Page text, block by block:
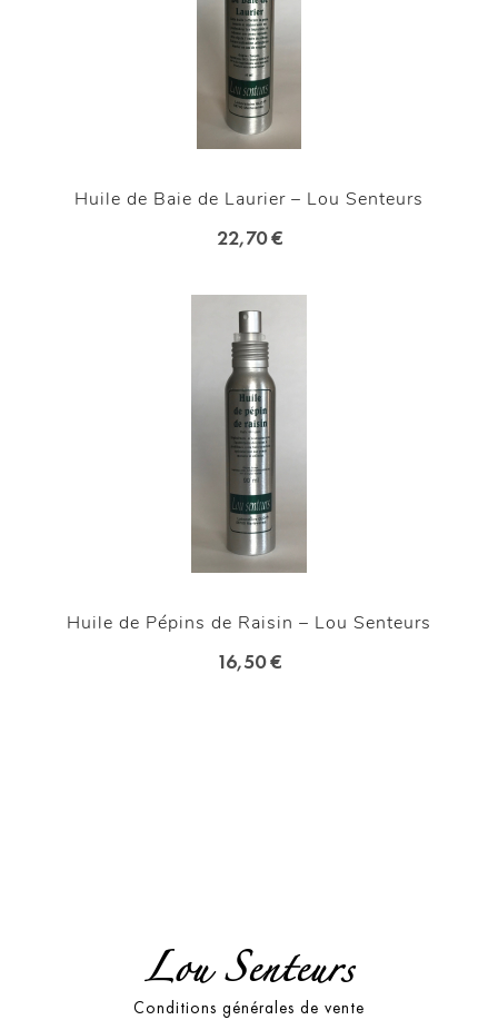
Huile de Baie de Laurier – Lou Senteurs
22,70 €
Huile de Pépins de Raisin – Lou Senteurs
16,50 €
Lou Senteurs
Conditions générales de vente